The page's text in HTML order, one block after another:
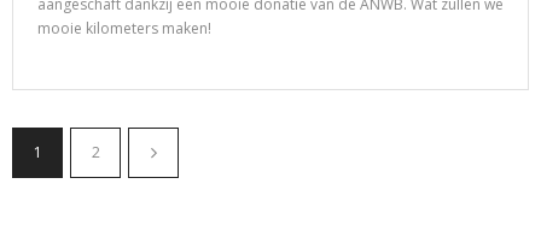
aangeschaft dankzij een mooie donatie van de ANWB. Wat zullen we
mooie kilometers maken!
1 2